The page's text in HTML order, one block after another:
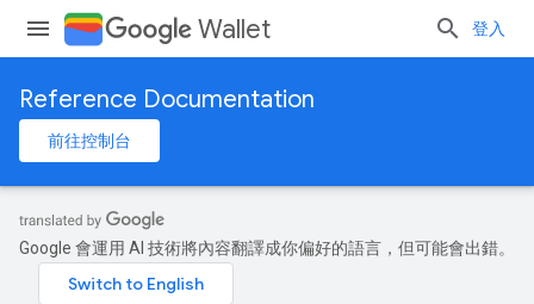
Wallet 登入
Reference Documentation
前往控制台
Google 會運用 AI 技術將內容翻譯成你偏好的語言，但可能會出錯。